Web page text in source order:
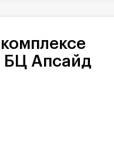
БЦ Апсайд